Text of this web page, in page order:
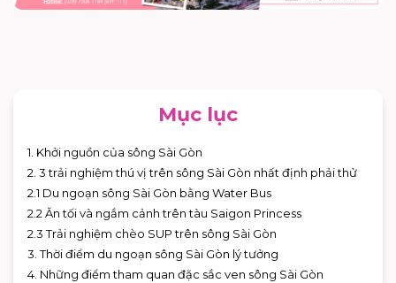
Mục lục
1. Khởi nguồn của sông Sài Gòn
2. 3 trải nghiệm thú vị trên sông Sài Gòn nhất định phải thử
2.1 Du ngoạn sông Sài Gòn bằng Water Bus
2.2 Ăn tối và ngắm cảnh trên tàu Saigon Princess
2.3 Trải nghiệm chèo SUP trên sông Sài Gòn
3. Thời điểm du ngoạn sông Sài Gòn lý tưởng
4. Những điểm tham quan đặc sắc ven sông Sài Gòn